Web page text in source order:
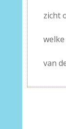
zicht
welke
van